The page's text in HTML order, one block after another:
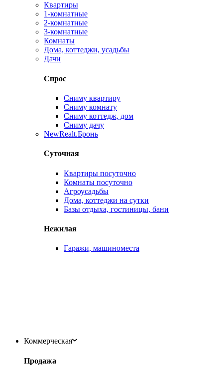
Квартиры
1-комнатные
2-комнатные
3-комнатные
Комнаты
Дома, коттеджи, усадьбы
Дачи
Спрос
Сниму квартиру
Сниму комнату
Сниму коттедж, дом
Сниму дачу
NewRealt.Бронь
Суточная
Квартиры посуточно
Комнаты посуточно
Агроусадьбы
Дома, коттеджи на сутки
Базы отдыха, гостиницы, бани
Нежилая
Гаражи, машиноместа
Коммерческая
Продажа